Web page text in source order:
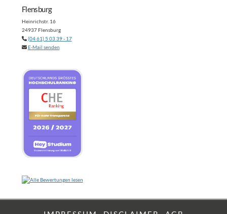
Flensburg
Heinrichstr. 16
24937 Flensburg
(04 61) 5 03 39 - 17
E-Mail senden